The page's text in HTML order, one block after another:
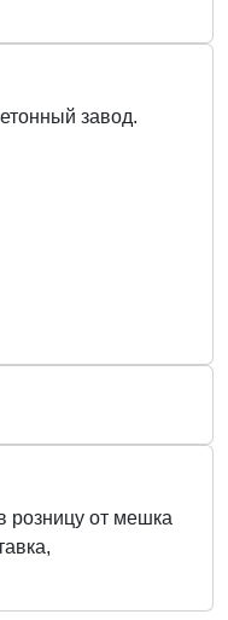
завод.
розницу от мешка